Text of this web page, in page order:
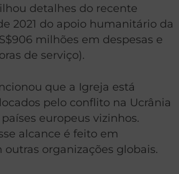
detalhes do recente
2021 do apoio humanitário da
milhões em despesas e
de serviço).
que a Igreja está
pelo conflito na Ucrânia
europeus vizinhos.
alcance é feito em
outras organizações globais.